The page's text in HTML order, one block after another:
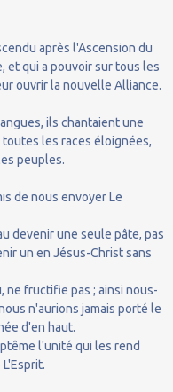
après l'Ascension du
et qui a pouvoir sur tous les
ouvrir la nouvelle Alliance.
ils chantaient une
toutes les races éloignées,
peuples.
de nous envoyer Le
devenir une seule pâte, pas
un en Jésus-Christ sans
ne fructifie pas ; ainsi nous-
n'aurions jamais porté le
d'en haut.
l'unité qui les rend